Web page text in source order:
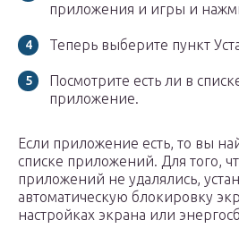
приложения и игры и
Теперь выберите пункт
Посмотрите есть ли в
приложение.
Если приложение есть, то вы
списке приложений. Для того,
приложений не удалялись,
автоматическую блокировку
настройках экрана или